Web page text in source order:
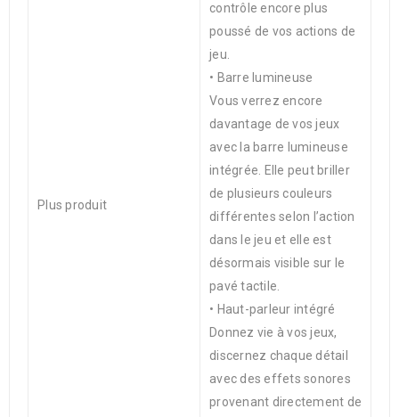
Plus produit
contrôle encore plus
poussé de vos actions de
jeu.
• Barre lumineuse
Vous verrez encore
davantage de vos jeux
avec la barre lumineuse
intégrée. Elle peut briller
de plusieurs couleurs
différentes selon l’action
dans le jeu et elle est
désormais visible sur le
pavé tactile.
• Haut-parleur intégré
Donnez vie à vos jeux,
discernez chaque détail
avec des effets sonores
provenant directement de